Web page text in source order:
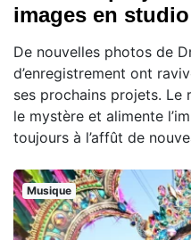
images en studio
De nouvelles photos de
d’enregistrement ont
ses prochains projets. Le
le mystère et alimente
toujours à l’affût de
Musique